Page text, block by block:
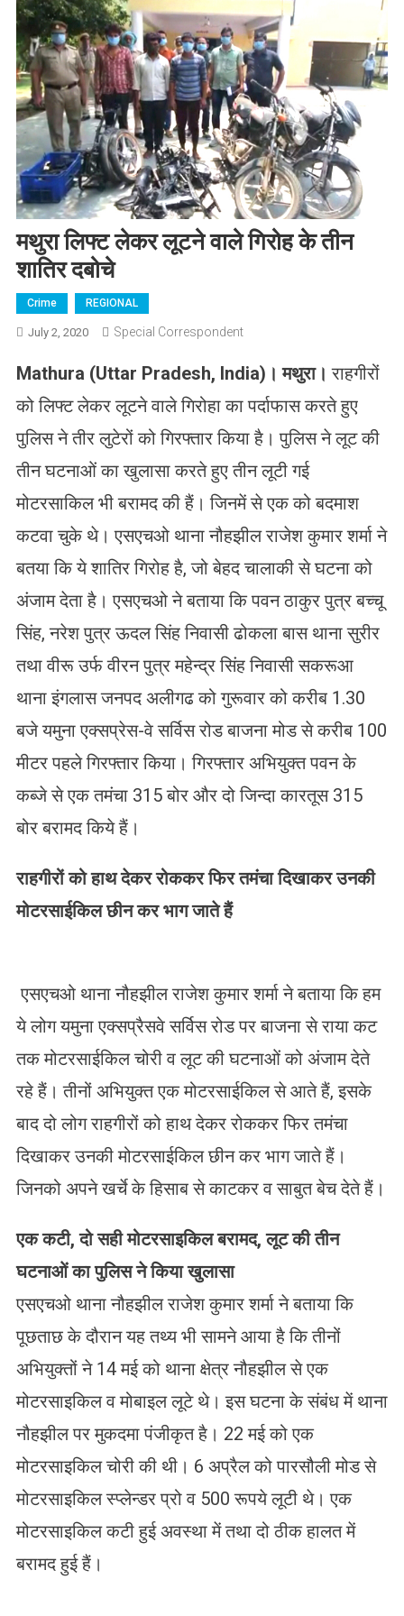
मथुरा लिफ्ट लेकर लूटने वाले गिरोह के तीन
शातिर दबोचे
Crime REGIONAL
July 2, 2020 Special Correspondent
Mathura (Uttar Pradesh, India) । मथुरा। राहगीरों
को लिफ्ट लेकर लूटने वाले गिरोहा का पर्दाफास करते हुए
पुलिस ने तीर लुटेरों को गिरफ्तार किया है। पुलिस ने लूट की
तीन घटनाओं का खुलासा करते हुए तीन लूटी गई
मोटरसाकिल भी बरामद की हैं। जिनमें से एक को बदमाश
कटवा चुके थे। एसएचओ थाना नौहझील राजेश कुमार शर्मा ने
बतया कि ये शातिर गिरोह है, जो बेहद चालाकी से घटना को
अंजाम देता है। एसएचओ ने बताया कि पवन ठाकुर पुत्र बच्चू
सिंह, नरेश पुत्र ऊदल सिंह निवासी ढोकला बास थाना सुरीर
तथा वीरू उर्फ वीरन पुत्र महेन्द्र सिंह निवासी सकरूआ
थाना इंगलास जनपद अलीगढ को गुरूवार को करीब 1.30
बजे यमुना एक्सप्रेस-वे सर्विस रोड बाजना मोड से करीब 100
मीटर पहले गिरफ्तार किया। गिरफ्तार अभियुक्त पवन के
कब्जे से एक तमंचा 315 बोर और दो जिन्दा कारतूस 315
बोर बरामद किये हैं।
राहगीरों को हाथ देकर रोककर फिर तमंचा दिखाकर उनकी
मोटरसाईकिल छीन कर भाग जाते हैं
एसएचओ थाना नौहझील राजेश कुमार शर्मा ने बताया कि हम
ये लोग यमुना एक्सप्रैसवे सर्विस रोड पर बाजना से राया कट
तक मोटरसाईकिल चोरी व लूट की घटनाओं को अंजाम देते
रहे हैं। तीनों अभियुक्त एक मोटरसाईकिल से आते हैं, इसके
बाद दो लोग राहगीरों को हाथ देकर रोककर फिर तमंचा
दिखाकर उनकी मोटरसाईकिल छीन कर भाग जाते हैं।
जिनको अपने खर्चे के हिसाब से काटकर व साबुत बेच देते हैं।
एक कटी,दो सही मोटरसाइकिल बरामद,लूट की तीन
घटनाओं का पुलिस ने किया खुलासा
एसएचओ थाना नौहझील राजेश कुमार शर्मा ने बताया कि
पूछताछ के दौरान यह तथ्य भी सामने आया है कि तीनों
अभियुक्तों ने 14 मई को थाना क्षेत्र नौहझील से एक
मोटरसाइकिल व मोबाइल लूटे थे। इस घटना के संबंध में थाना
नौहझील पर मुकदमा पंजीकृत है। 22 मई को एक
मोटरसाइकिल चोरी की थी। 6 अप्रैल को पारसौली मोड से
मोटरसाइकिल स्प्लेन्डर प्रो व 500 रूपये लूटी थे। एक
मोटरसाइकिल कटी हुई अवस्था में तथा दो ठीक हालत में
बरामद हुई हैं।